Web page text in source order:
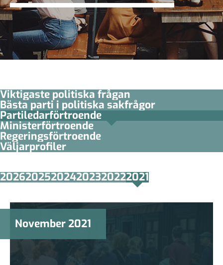
Viktigaste politiska frågan
Bästa parti i politiska sakfrågor
Partiledar­förtroende
Minister­­förtroende
Regerings­förtroende
Väljarprofiler
202620252024202320222021
November 2021